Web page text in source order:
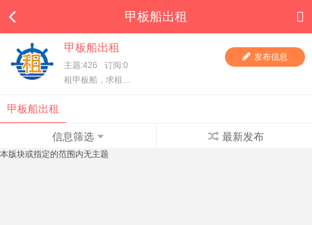
甲板船出租
甲板船出租
主题:426
订阅:0
租甲板船，求租甲板船，一手甲板船东直租，项目方求租，甲板船东、货主都在这里，快进来看看吧！
发布信息
甲板船出租
信息筛选 最新发布
本版块或指定的范围内无主题